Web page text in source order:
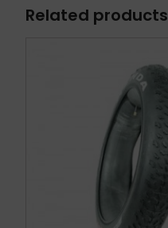
Related products